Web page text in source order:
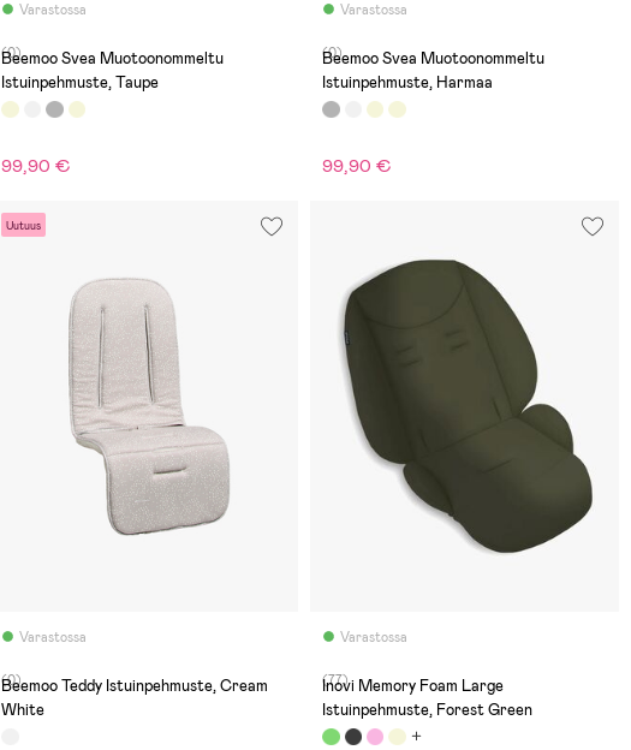
Varastossa
(0)
Beemoo Svea Muotoonommeltu
Istuinpehmuste, Taupe
99,90 €
Varastossa
(0)
Beemoo Svea Muotoonommeltu
Istuinpehmuste, Harmaa
99,90 €
Uutuus
Varastossa
(0)
Beemoo Teddy Istuinpehmuste, Cream
White
Varastossa
(77)
Inovi Memory Foam Large
Istuinpehmuste, Forest Green